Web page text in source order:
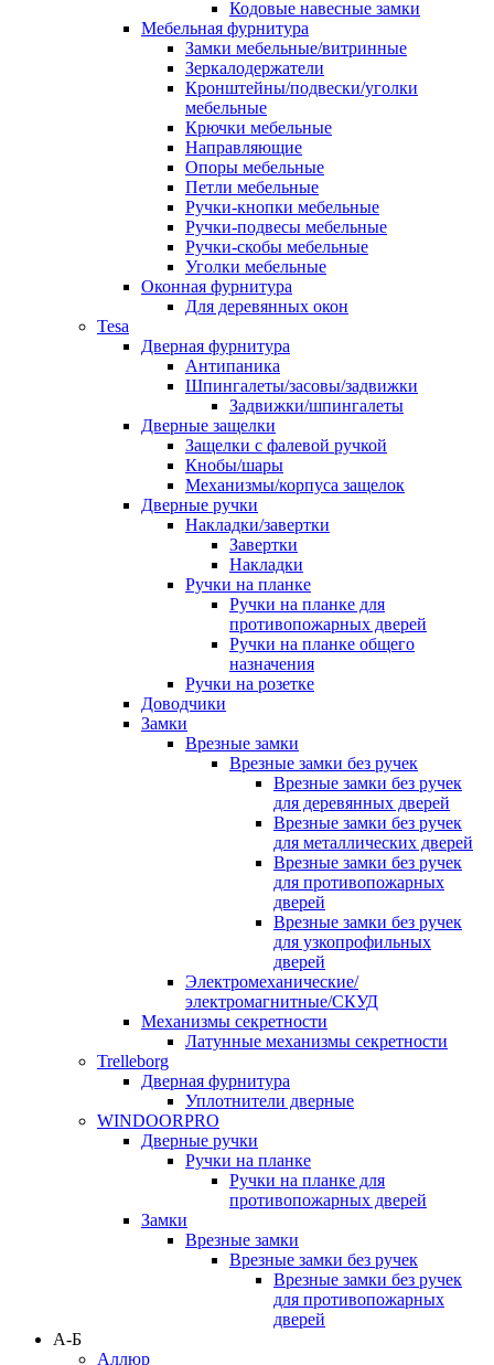
Кодовые навесные замки
Мебельная фурнитура
Замки мебельные/витринные
Зеркалодержатели
Кронштейны/подвески/уголки
мебельные
Крючки мебельные
Направляющие
Опоры мебельные
Петли мебельные
Ручки-кнопки мебельные
Ручки-подвесы мебельные
Ручки-скобы мебельные
Уголки мебельные
Оконная фурнитура
Для деревянных окон
Tesa
Дверная фурнитура
Антипаника
Шпингалеты/засовы/задвижки
Задвижки/шпингалеты
Дверные защелки
Защелки с фалевой ручкой
Кнобы/шары
Механизмы/корпуса защелок
Дверные ручки
Накладки/завертки
Завертки
Накладки
Ручки на планке
Ручки на планке для
противопожарных дверей
Ручки на планке общего
назначения
Ручки на розетке
Доводчики
Замки
Врезные замки
Врезные замки без ручек
Врезные замки без ручек
для деревянных дверей
Врезные замки без ручек
для металлических дверей
Врезные замки без ручек
для противопожарных
дверей
Врезные замки без ручек
для узкопрофильных
дверей
Электромеханические/
электромагнитные/СКУД
Механизмы секретности
Латунные механизмы секретности
Trelleborg
Дверная фурнитура
Уплотнители дверные
WINDOORPRO
Дверные ручки
Ручки на планке
Ручки на планке для
противопожарных дверей
Замки
Врезные замки
Врезные замки без ручек
Врезные замки без ручек
для противопожарных
дверей
А-Б
Аллюр